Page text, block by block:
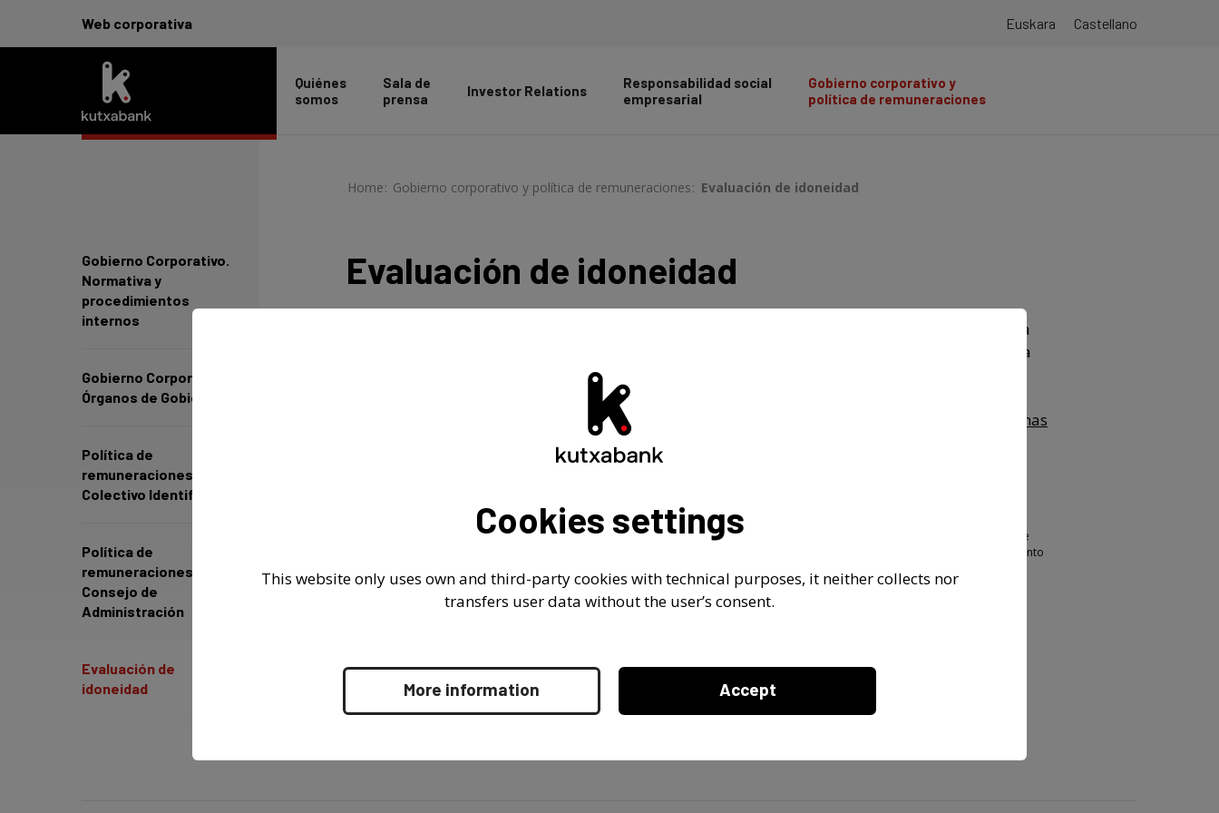
Euskara Castellano
Web corporativa
Quiénes
somos
Sala de
prensa
Investor Relations
Responsabilidad social
empresarial
Gobierno corporativo y
política de remuneraciones
-
Home >Gobierno corporativo y política de remuneraciones >Evaluación de idoneidad
Gobierno Corporativo.
Normativa y
procedimientos
internos
Gobierno Corporativo.
Órganos de Gobierno
Política de
remuneraciones.
Colectivo Identificado
Política de
remuneraciones.
Consejo de
Administración
Evaluación de
idoneidad
Evaluación de idoneidad
Procedimientos establecidos para asegurar la idoneidad de las personas referidas en la norma
30 de la Circular 2/2016, del Banco de España, así como sobre los mecanismos dispuestos para
cumplir con las normas sobre incompatibilidades (Norma 60.m):
Información sobre los procedimientos establecidos para asegurar la idoneidad de las personas
referidas en la norma 30 de la Circular 2/2016, del Banco de España
*Todas las referencias incluidas en este listado con el término "Norma", se refieren a las disposiciones de la Circular 2/2016, de 2 de
febrero, del Banco de España, a las entidades de crédito, sobre supervisión y solvencia, que completa la adaptación del ordenamiento
Cookies settings
This website only uses own and third-party cookies with technical purposes, it neither collects nor
transfers user data without the user’s consent.
More information Accept